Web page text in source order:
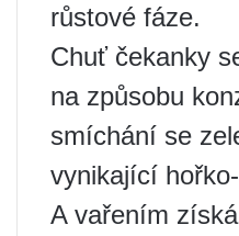
růstové fáze.
Chuť čekanky
na způsobu
smíchání se
vynikající
A vařením